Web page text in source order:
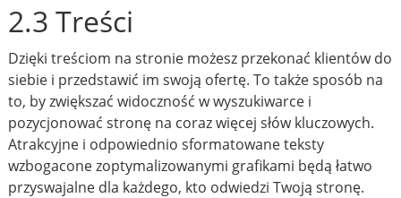
2.3 Treści
Dzięki treściom na stronie możesz przekonać klientów do
siebie i przedstawić im swoją ofertę. To także sposób na
to, by zwiększać widoczność w wyszukiwarce i
pozycjonować stronę na coraz więcej słów kluczowych.
Atrakcyjne i odpowiednio sformatowane teksty
wzbogacone zoptymalizowanymi grafikami będą łatwo
przyswajalne dla każdego, kto odwiedzi Twoją stronę.